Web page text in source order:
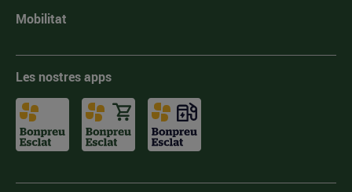
Mobilitat
Les nostres apps